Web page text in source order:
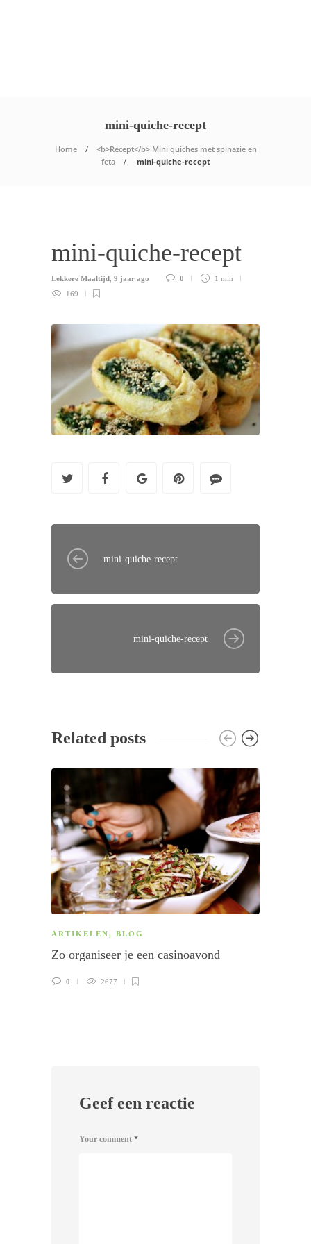
mini-quiche-recept
Home
<b>Recept</b> Mini quiches met spinazie en
feta
mini-quiche-recept
mini-quiche-recept
Lekkere Maaltijd 9 jaar ago 0
1 min
169
mini-quiche-recept
mini-quiche-recept
Related posts
ARTIKELEN, BLOG
Zo organiseer je een casinoavond
0 2677
Geef een reactie
Your comment *